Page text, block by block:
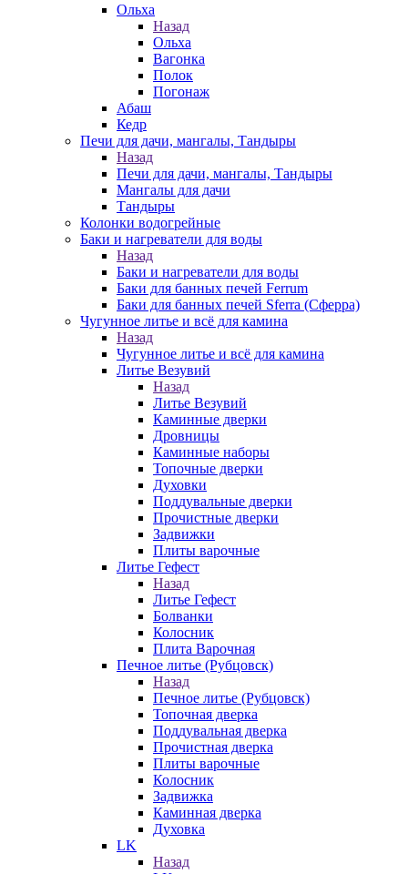
Ольха
Назад
Ольха
Вагонка
Полок
Погонаж
Абаш
Кедр
Печи для дачи, мангалы, Тандыры
Назад
Печи для дачи, мангалы, Тандыры
Мангалы для дачи
Тандыры
Колонки водогрейные
Баки и нагреватели для воды
Назад
Баки и нагреватели для воды
Баки для банных печей Ferrum
Баки для банных печей Sferra (Сферра)
Чугунное литье и всё для камина
Назад
Чугунное литье и всё для камина
Литье Везувий
Назад
Литье Везувий
Каминные дверки
Дровницы
Каминные наборы
Топочные дверки
Духовки
Поддувальные дверки
Прочистные дверки
Задвижки
Плиты варочные
Литье Гефест
Назад
Литье Гефест
Болванки
Колосник
Плита Варочная
Печное литье (Рубцовск)
Назад
Печное литье (Рубцовск)
Топочная дверка
Поддувальная дверка
Прочистная дверка
Плиты варочные
Колосник
Задвижка
Каминная дверка
Духовка
LK
Назад